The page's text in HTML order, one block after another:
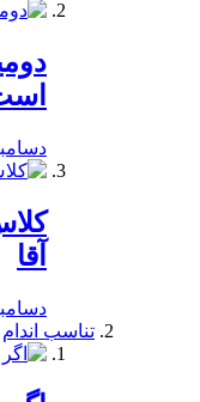
دسامبر 19,
آقا
دسامبر 19,
تناسب اندام